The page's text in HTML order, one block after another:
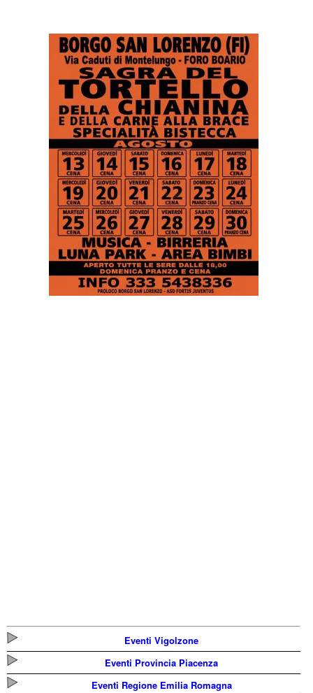
Eventi Vigolzone
Eventi Provincia Piacenza
Eventi Regione Emilia Romagna